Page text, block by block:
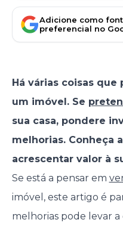
Adicione como
preferencial no
Há várias coisas
um imóvel. Se
sua casa, pondere
melhorias. Conheça
acrescentar valor à
Se está a pensar em
imóvel, este artigo é
melhorias pode levar a